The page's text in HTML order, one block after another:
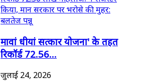
मावां धीयां सत्कार योजना' के तहत
रिकॉर्ड 72.56...
जुलाई 24, 2026